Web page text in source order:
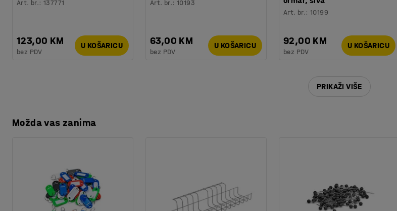
Art. br.:137771
123,00 KM
bez PDV
U KOŠARICU
Art. br.:10193
63,00 KM
bez PDV
U KOŠARICU
Art. br.:10199
92,00 KM
bez PDV
U KOŠARICU
PRIKAŽI VIŠE
Možda vas zanima